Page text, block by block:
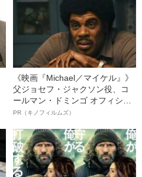
《映画『Michael／マイケル』》
父ジョセフ・ジャクソン役、コ
ールマン・ドミンゴ オフィシャ
ルインタビュー“観客を魅了した
語る”《日本興収70億円突破》
PR（キノフィルムズ）